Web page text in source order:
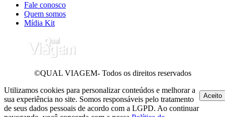
Fale conosco
Quem somos
Mídia Kit
©QUAL VIAGEM- Todos os direitos reservados
Utilizamos cookies para personalizar conteúdos e melhorar a
sua experiência no site. Somos responsáveis pelo tratamento
de seus dados pessoais de acordo com a LGPD. Ao continuar
Aceito